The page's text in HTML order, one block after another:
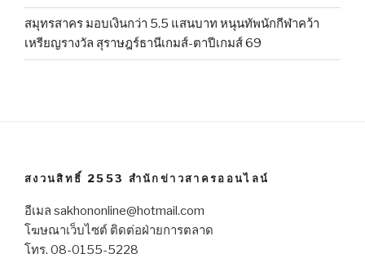
สมุทรสาคร มอบเงินกว่า 5.5 แสนบาท หนุนทัพนักกีฬาคว้า
เหรียญรางวัล สุราษฎร์ธานีเกมส์-ตาปีเกมส์ 69
สงวนสิทธิ์ 2553 สำนักข่าวสาครออนไลน์
อีเมล sakhononline@hotmail.com
โฆษณาเว็บไซต์ ติดต่อฝ่ายการตลาด
โทร. 08-0155-5228